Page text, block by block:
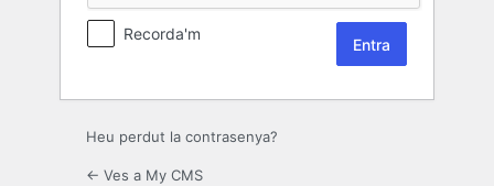
Recorda'm
Heu perdut la contrasenya?
← Ves a My CMS